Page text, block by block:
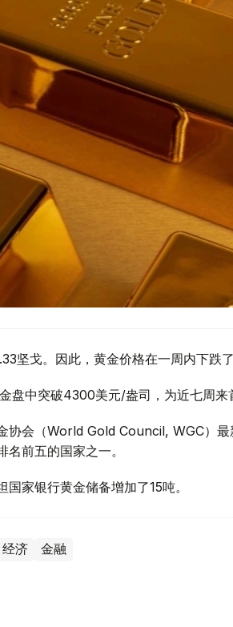
坚戈。因此，黄金价格在一周内下跌
盘中突破4300美元/盎司，为近七周来
协会（World Gold Council, WGC）
前五的国家之一。
家银行黄金储备增加了15吨。
经济 金融